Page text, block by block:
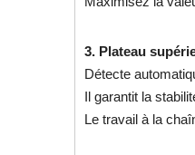
3. Plateau
Détecte
Il garantit la
Le travail à la